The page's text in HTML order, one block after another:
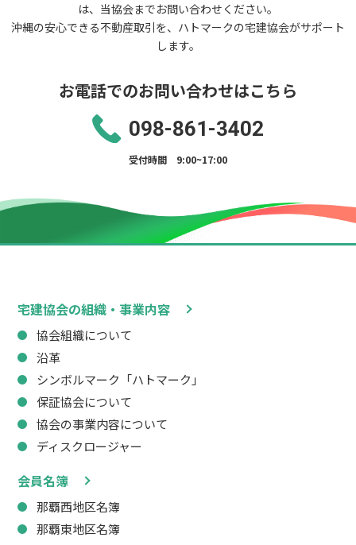
は、当協会までお問い合わせください。
沖縄の安心できる不動産取引を、ハトマークの宅建協会がサポート
します。
お電話でのお問い合わせはこちら
098-861-3402
受付時間 9:00~17:00
宅建協会の組織・事業内容
協会組織について
沿革
シンボルマーク「ハトマーク」
保証協会について
協会の事業内容について
ディスクロージャー
会員名簿
那覇西地区名簿
那覇東地区名簿